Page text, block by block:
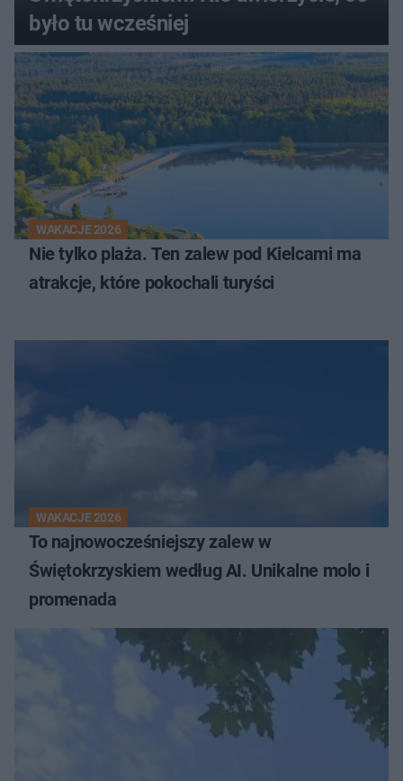
było tu wcześniej
WAKACJE 2026
Nie tylko plaża. Ten zalew pod Kielcami ma
atrakcje, które pokochali turyści
WAKACJE 2026
To najnowocześniejszy zalew w
Świętokrzyskiem według AI. Unikalne molo i
promenada